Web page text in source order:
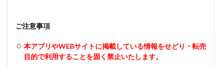
ご注意事項
本アプリやWEBサイトに掲載している情報をせどり・転売
目的で利用することを固く禁止いたします。